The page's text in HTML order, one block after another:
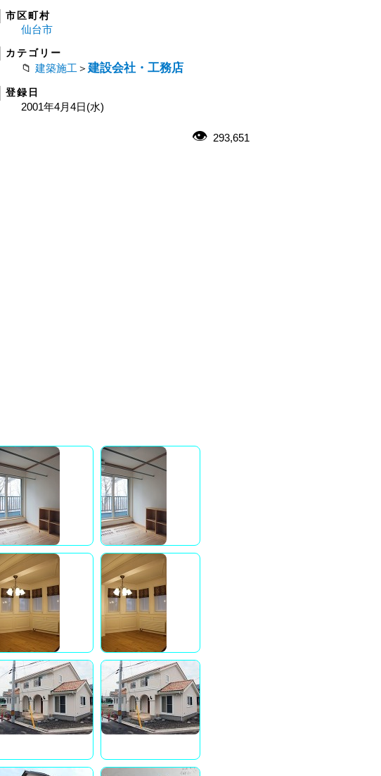
市区町村
仙台市
カテゴリー
建築施工＞ 建設会社・工務店
登録日
2001年4月4日(水)
293,651